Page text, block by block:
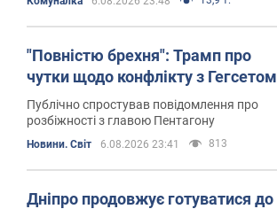
"Повністю брехня": Трамп про
чутки щодо конфлікту з Гегсетом
Публічно спростував повідомлення про
розбіжності з главою Пентагону
Новини. Світ 6.08.2026 23:41 813
Дніпро продовжує готуватися до